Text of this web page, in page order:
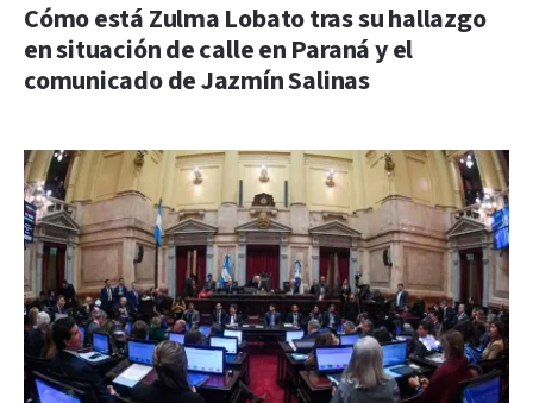
Cómo está Zulma Lobato tras su hallazgo
en situación de calle en Paraná y el
comunicado de Jazmín Salinas